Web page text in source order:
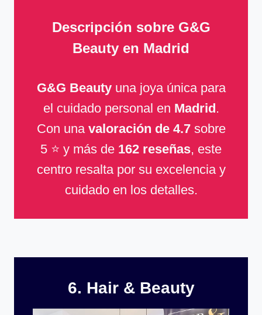
Descripción sobre G&G
Beauty en Madrid
G&G Beautyuna joya única para
el cuidado personal en Madrid .
Con una valoración de 4.7sobre
5 ⭐ y más de 162 reseñas, este
centro resalta por su excelencia y
cuidado en los detalles.
6. Hair & Beauty